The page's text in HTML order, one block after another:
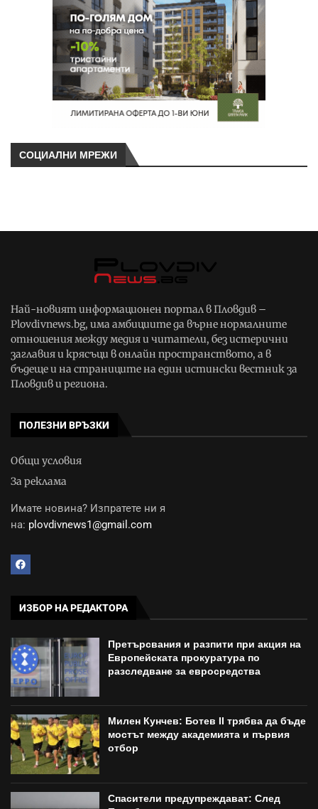
СОЦИАЛНИ МРЕЖИ
Най-новият информационен портал в Пловдив –
Plovdivnews.bg, има амбициите да върне нормалните
отношения между медия и читатели, без истерични
заглавия и крясъци в онлайн пространството, а в
бъдеще и на страниците на един истински вестник за
Пловдив и региона.
ПОЛЕЗНИ ВРЪЗКИ
Общи условия
За реклама
Имате новина? Изпратете ни я
на: plovdivnews1@gmail.com
ИЗБОР НА РЕДАКТОРА
Претърсвания и разпити при акция на
Европейската прокуратура по
разследване за евросредства
Милен Кунчев: Ботев II трябва да бъде
мостът между академията и първия
отбор
Спасители предупреждават: След